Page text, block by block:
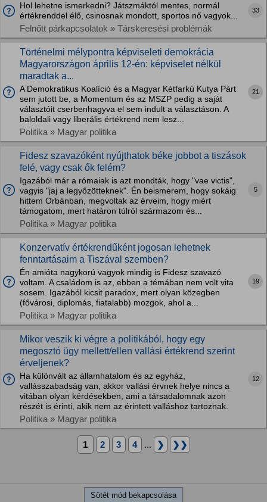
Hol lehetne ismerkedni? Játszmáktól mentes, normál
értékrenddel élő, csinosnak mondott, sportos nő vagyok...
Felnőtt párkapcsolatok » Társkeresési problémák
33
Történelmi mélypontra képviseleti demokrácia
Magyarországon április 12-én: képviselet nélkül
maradtak a...
A Demokratikus Koalíció és a Magyar Kétfarkú Kutya Párt
sem jutott be, a Momentum és az MSZP pedig a saját
választóit cserbenhagyva el sem indult a választáson. A
baloldali vagy liberális értékrend nem lesz...
Politika » Magyar politika
21
Fidesz szavazóként nyújthatok béke jobbot a tiszások
felé, vagy csak ők felém?
Igazából már a rómaiak is azt mondták, hogy "vae victis",
vagyis "jaj a legyőzötteknek". Én beismerem, hogy sokáig
hittem Orbánban, megvoltak az érveim, hogy miért
támogatom, mert határon túlról származom és...
Politika » Magyar politika
5
Konzervatív értékrendűként jogosan lehetnek
fenntartásaim a Tiszával szemben?
Én amióta nagykorú vagyok mindig is Fidesz szavazó
voltam. A családom is az, ebben a témában nem volt vita
sosem. Igazából kicsit paradox, mert olyan közegben
(fővárosi, diplomás, fiatalabb) mozgok, ahol a...
Politika » Magyar politika
19
Mikor veszik ki végre a politikából, hogy egy
megosztó ügy mellett/ellen vallási értékrend szerint
érveljenek?
Ha különvált az államhatalom és az egyház,
vallásszabadság van, akkor vallási érvnek helye nincs a
vitában olyan kérdésekben, ami a társadalomnak azon
részét is érinti, akik nem az érintett valláshoz tartoznak.
Politika » Magyar politika
12
1 2 3 4 ... ❯ ❯❯
Sötét mód bekapcsolása